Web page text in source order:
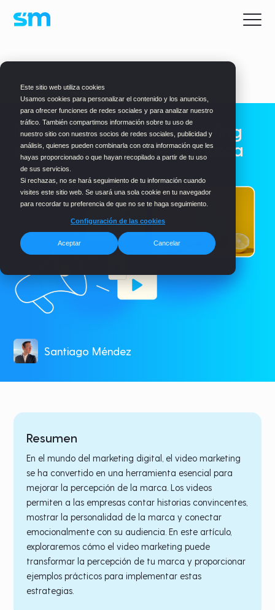
Este sitio web utiliza cookies
Usamos cookies para personalizar el contenido y los anuncios,
para ofrecer funciones de redes sociales y para analizar nuestro
tráfico. También compartimos información sobre tu uso de
nuestro sitio con nuestros socios de redes sociales, publicidad y
análisis, quienes pueden combinarla con otra información que les
hayas proporcionado o que hayan recopilado a partir de tu uso
de sus servicios.
Si rechazas, no se hará seguimiento de tu información cuando
visites este sitio web. Se usará una sola cookie en tu navegador
para recordar tu preferencia de que no se te haga seguimiento.
Configuración de las cookies
Aceptar Cancelar
BLOG> MARKETING
Impacto del video marketing
en la percepción de la marca
Santiago Méndez
Resumen
En el mundo del marketing digital, el video marketing
se ha convertido en una herramienta esencial para
mejorar la percepción de la marca. Los videos
permiten a las empresas contar historias convincentes,
mostrar la personalidad de la marca y conectar
emocionalmente con su audiencia. En este artículo,
exploraremos cómo el video marketing puede
transformar la percepción de tu marca y proporcionar
ejemplos prácticos para implementar estas
estrategias.